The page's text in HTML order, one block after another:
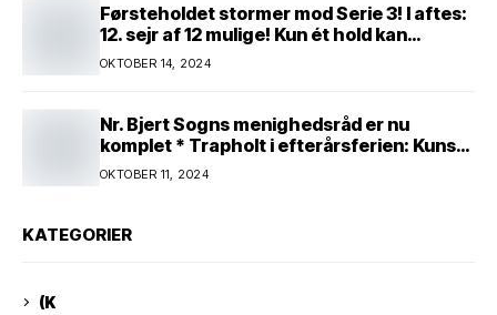
Førsteholdet stormer mod Serie 3! I aftes:
12. sejr af 12 mulige! Kun ét hold kan
spænde ben! Afgørende kamp venter! Alle
mand af hus! Kør med og støt!
OKTOBER 14, 2024
Nr. Bjert Sogns menighedsråd er nu
komplet * Trapholt i efterårsferien: Kunst
og kreativitet i børnehøjde * Nr. Bjert
kunstnerpar repræsenteres på stor
OKTOBER 11, 2024
KATEGORIER
(K